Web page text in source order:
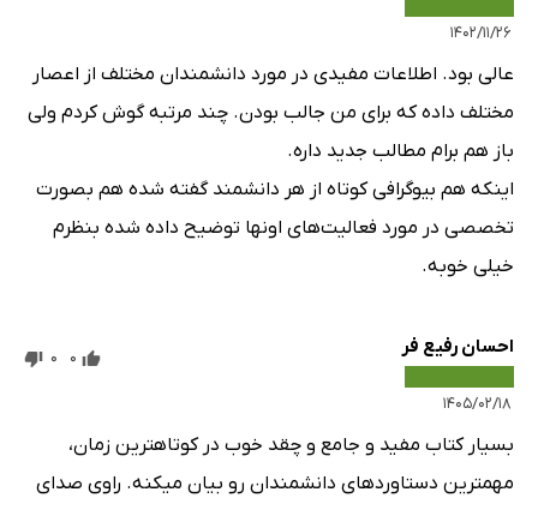
۱۴۰۲/۱۱/۲۶
عالی بود. اطلاعات مفیدی در مورد دانشمندان مختلف از اعصار
مختلف داده که برای من جالب بودن. چند مرتبه گوش کردم ولی
باز هم برام مطالب جدید داره.
اینکه هم بیوگرافی کوتاه از هر دانشمند گفته شده هم بصورت
تخصصی در مورد فعالیت‌های اونها توضیح داده شده بنظرم
خیلی خوبه.
احسان رفيع فر
۱۴۰۵/۰۲/۱۸
0
0
بسیار کتاب مفید و جامع و چقد خوب در کوتاهترین زمان،
مهمترین دستاوردهای دانشمندان رو بیان میکنه. راوی صدای